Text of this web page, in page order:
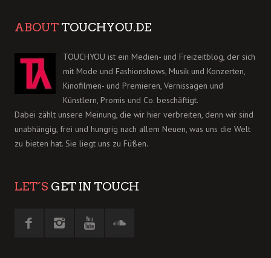
ABOUT TOUCHYOU.DE
TOUCHYOU ist ein Medien- und Freizeitblog, der sich
mit Mode und Fashionshows, Musik und Konzerten,
Kinofilmen- und Premieren, Vernissagen und
Künstlern, Promis und Co. beschäftigt.
Dabei zählt unsere Meinung, die wir hier verbreiten, denn wir sind
unabhängig, frei und hungrig nach allem Neuen, was uns die Welt
zu bieten hat. Sie liegt uns zu Füßen.
LET´S GET IN TOUCH